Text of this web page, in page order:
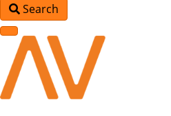
Search